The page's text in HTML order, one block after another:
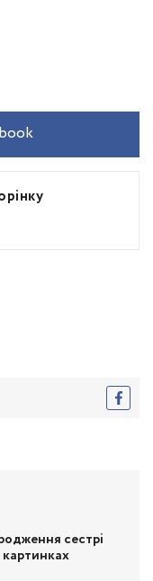
сестрі
картинках